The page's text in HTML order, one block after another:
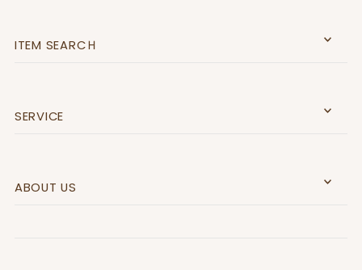
ITEM SEARCＨ
SERVICE
ABOUT US